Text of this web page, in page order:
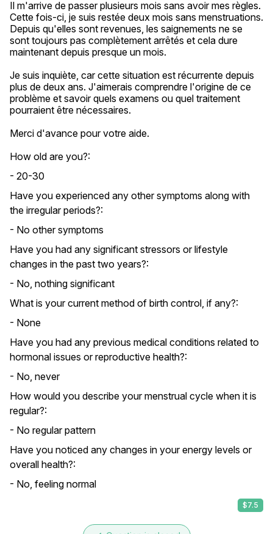
Il m'arrive de passer plusieurs mois sans avoir mes règles.
Cette fois-ci, je suis restée deux mois sans menstruations.
Depuis qu'elles sont revenues, les saignements ne se
sont toujours pas complètement arrêtés et cela dure
maintenant depuis presque un mois.
Je suis inquiète, car cette situation est récurrente depuis
plus de deux ans. J'aimerais comprendre l'origine de ce
problème et savoir quels examens ou quel traitement
pourraient être nécessaires.
Merci d'avance pour votre aide.
How old are you?:
- 20-30
Have you experienced any other symptoms along with
the irregular periods?:
- No other symptoms
Have you had any significant stressors or lifestyle
changes in the past two years?:
- No, nothing significant
What is your current method of birth control, if any?:
- None
Have you had any previous medical conditions related to
hormonal issues or reproductive health?:
- No, never
How would you describe your menstrual cycle when it is
regular?:
- No regular pattern
Have you noticed any changes in your energy levels or
overall health?:
- No, feeling normal
$7.5